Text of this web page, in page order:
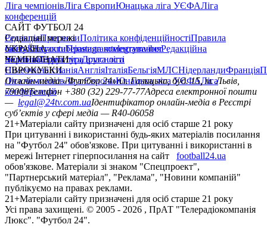
Ліга чемпіонівЛіга ЄвропиЮнацька ліга УЄФАЛіга
конференцій
САЙТ ФУТБОЛ 24
РедакціяПрогнозиПолітика конфіденційностіПравила
сайтуКонтактиПравила коментуванняРедакційна
політикаСтруктура власності
Соціальні мережі
facebookxyoutubeinstagramtelegramviber
УКРАЇНА
УкраїнаПерша лігаДруга ліга
ЧЕМПІОНАТИ
НімеччинаІспаніяАнгліяІталіяБельгіяМЛСНідерландиФранція
ЄВРОКУБКИ
Ліга чемпіонівЛіга ЄвропиЮнацька ліга УЄФАЛіга
конференцій
Онлайн-медіа «Футбол 24»пл. Галицька, буд. 15, м. Львів,
79008Телефон +380 (32) 229-77-77Адреса електронної пошти
— legal@24tv.com.uaІдентифікатор онлайн-медіа в Реєстрі
суб’єктів у сфері медіа — R40-06058
21+Матеріали сайту призначені для осіб старше 21 року
При цитуванні і використанні будь-яких матеріалів посилання
на "Футбол 24" обов'язкове. При цитуванні і використанні в
мережі Інтернет гіперпосилання на сайт
football24.ua
обов'язкове. Матеріали зі знаком "Спецпроект",
"Партнерський матеріал", "Реклама", "Новини компаній"
публікуємо на правах реклами.
21+Матеріали сайту призначені для осіб старше 21 року
Усi права захищенi. © 2005 - 2026 , ПрАТ "Телерадіокомпанія
Люкс". "Футбол 24".